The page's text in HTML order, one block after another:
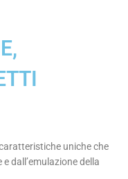
uniche che
dall’emulazione della